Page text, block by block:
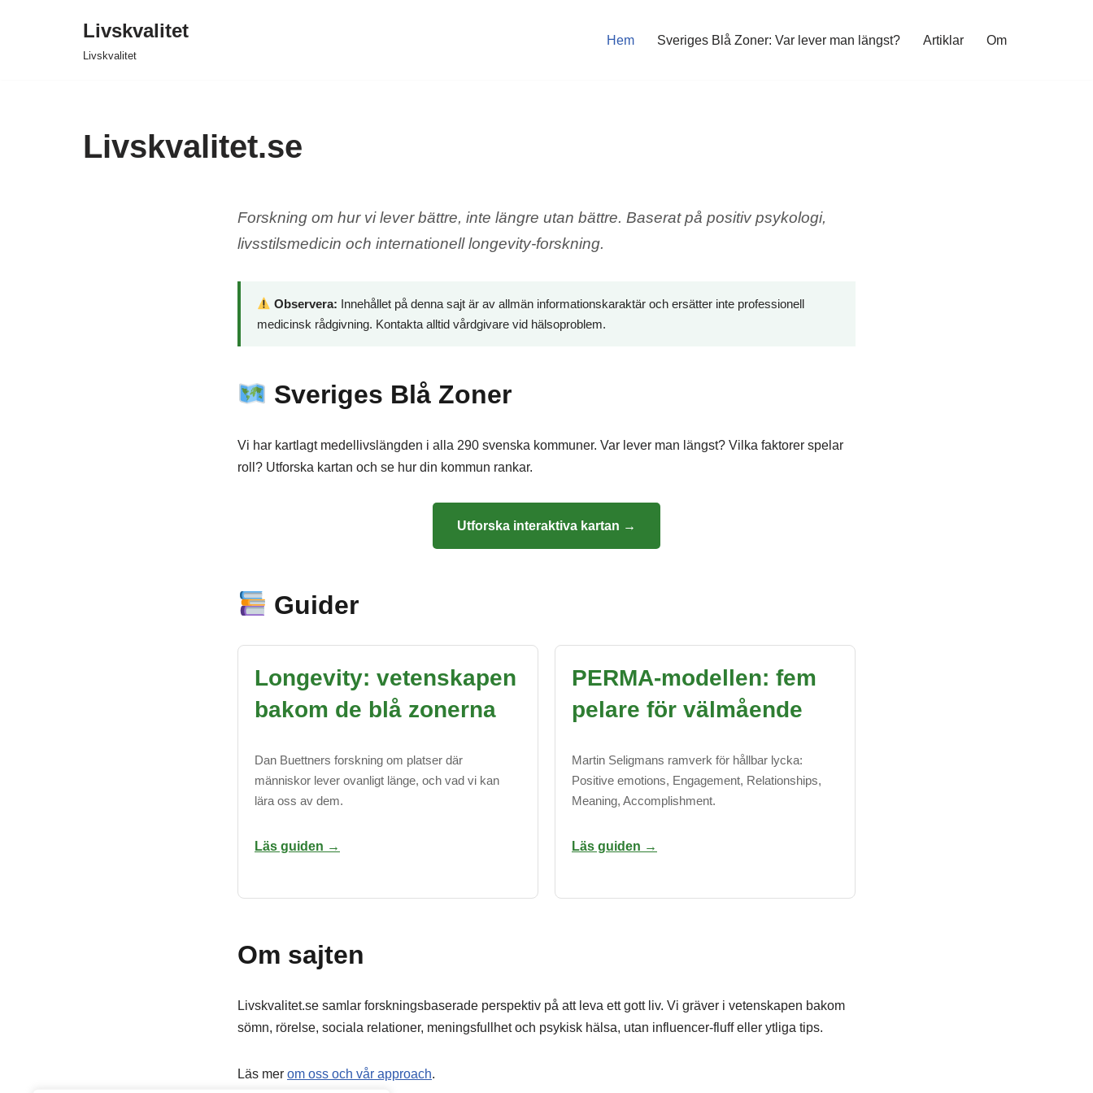
Livskvalitet
Livskvalitet
Hem Sveriges Blå Zoner: Var lever man längst? Artiklar Om
Livskvalitet.se
Forskning om hur vi lever bättre, inte längre utan bättre. Baserat på positiv psykologi,
livsstilsmedicin och internationell longevity-forskning.
Observera: Innehållet på denna sajt är av allmän informationskaraktär och ersätter inte professionell
medicinsk rådgivning. Kontakta alltid vårdgivare vid hälsoproblem.
Sveriges Blå Zoner
Vi har kartlagt medellivslängden i alla 290 svenska kommuner. Var lever man längst? Vilka faktorer spelar
roll? Utforska kartan och se hur din kommun rankar.
Utforska interaktiva kartan →
Guider
Longevity: vetenskapen
bakom de blå zonerna
Dan Buettners forskning om platser där
människor lever ovanligt länge, och vad vi kan
lära oss av dem.
Läs guiden →
PERMA-modellen: fem
pelare för välmående
Martin Seligmans ramverk för hållbar lycka:
Positive emotions, Engagement, Relationships,
Meaning, Accomplishment.
Läs guiden →
Om sajten
Livskvalitet.se samlar forskningsbaserade perspektiv på att leva ett gott liv. Vi gräver i vetenskapen bakom
sömn, rörelse, sociala relationer, meningsfullhet och psykisk hälsa, utan influencer-fluff eller ytliga tips.
Läs mer om oss och vår approach.